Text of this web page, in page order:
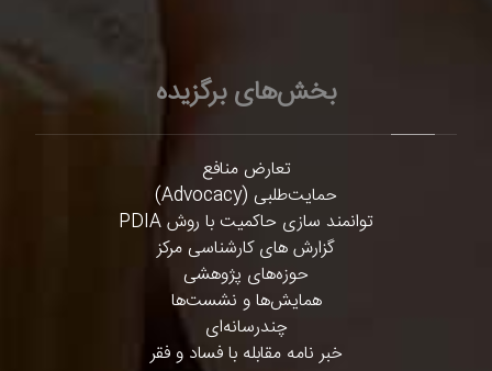
بخش‌های برگزیده
تعارض منافع
حمایت‌طلبی (Advocacy)
توانمند سازی حاکمیت با روش PDIA
گزارش های کارشناسی مرکز
حوزه‌های پژوهشی
همایش‌ها و نشست‌ها
چندرسانه‌ای
خبر نامه مقابله با فساد و فقر